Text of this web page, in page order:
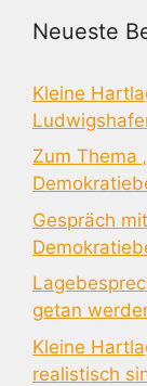
Neueste
Kleine
Zum Thema
Gespräch
getan
Kleine
realistisch